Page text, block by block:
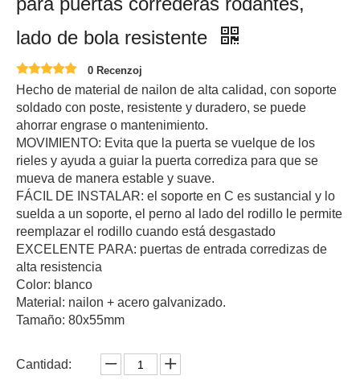
lado de bola resistente
0 Recenzoj
Hecho de material de nailon de alta calidad, con soporte
soldado con poste, resistente y duradero, se puede
ahorrar engrase o mantenimiento.
MOVIMIENTO: Evita que la puerta se vuelque de los
rieles y ayuda a guiar la puerta corrediza para que se
mueva de manera estable y suave.
FÁCIL DE INSTALAR: el soporte en C es sustancial y lo
suelda a un soporte, el perno al lado del rodillo le permite
reemplazar el rodillo cuando está desgastado
EXCELENTE PARA: puertas de entrada corredizas de
alta resistencia
Color: blanco
Material: nailon + acero galvanizado.
Tamaño: 80x55mm
Cantidad: